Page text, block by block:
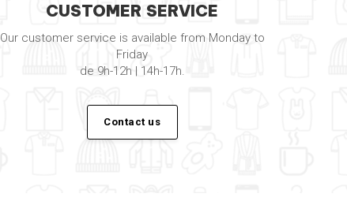
CUSTOMER SERVICE
Our customer service is available from Monday to
Friday
de 9h-12h | 14h-17h.
Contact us